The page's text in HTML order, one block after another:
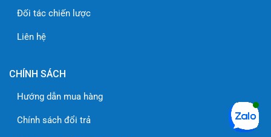
Đối tác chiến lược
Liên hệ
CHÍNH SÁCH
Hướng dẫn mua hàng
Chính sách đổi trả